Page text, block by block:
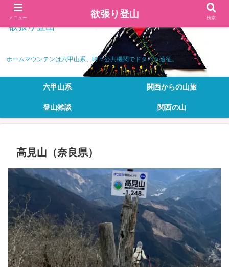
欲張り登山
ホームマウンテンは六甲山系、時々公共機関でドタバタ遠征。
六甲山系 関西からの山旅
登山雑談 関西の山
高見山（奈良県）
メニュー 欲張り登山 検索